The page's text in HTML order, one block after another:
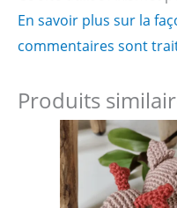
En savoir plus sur la
commentaires sont
Produits